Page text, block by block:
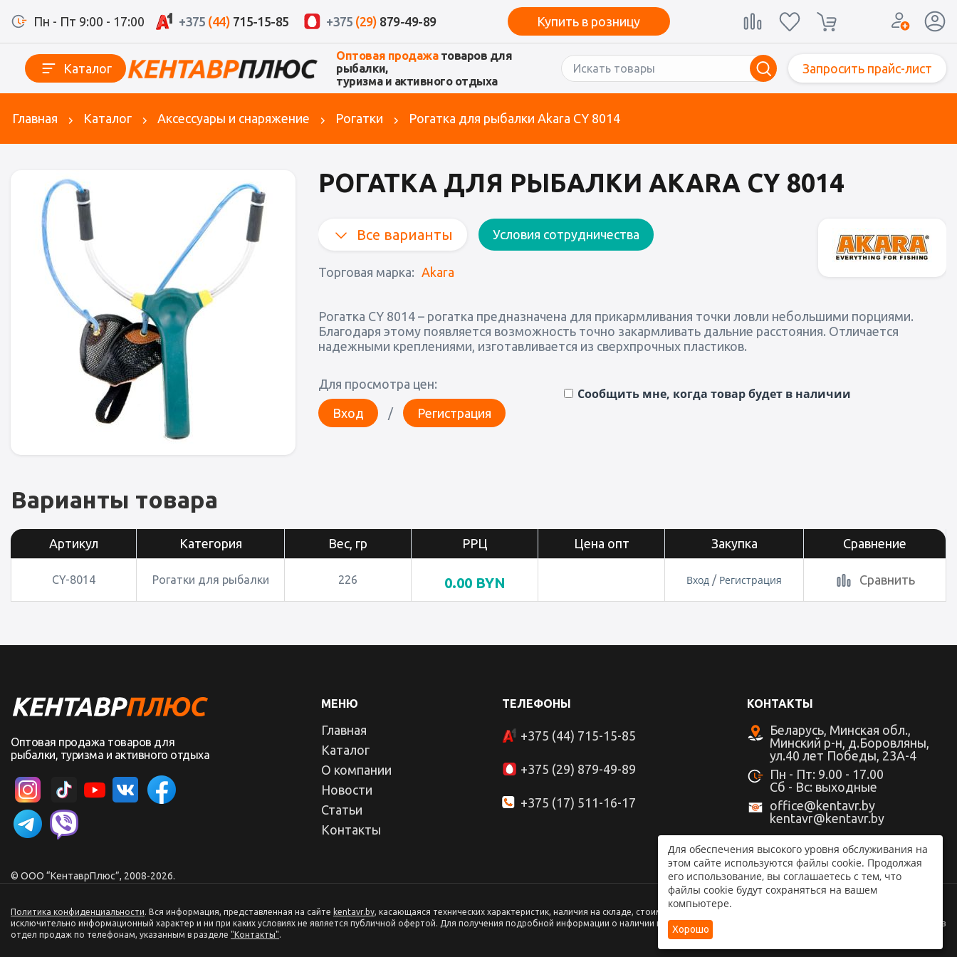
Пн - Пт 9:00 - 17:00 +375 (44) 715-15-85 +375 (29) 879-49-89 Купить в розницу
Каталог
Оптовая продажатоваров для
рыбалки,
туризма и активного отдыха
Запросить прайс-лист
Главная Каталог Аксессуары и снаряжение Рогатки Рогатка для рыбалки Akara СY 8014
РОГАТКА ДЛЯ РЫБАЛКИ AKARA СY 8014
Все варианты Условия сотрудничества
Торговая марка: Akara
Рогатка СY 8014 – рогатка предназначена для прикармливания точки ловли небольшими порциями.
Благодаря этому появляется возможность точно закармливать дальние расстояния. Отличается
надежными креплениями, изготавливается из сверхпрочных пластиков.
Для просмотра цен:
Вход / Регистрация
Сообщить мне, когда товар будет в наличии
Варианты товара
Артикул Категория Вес, гр РРЦ Цена опт Закупка Сравнение
CY-8014 Рогатки для рыбалки 226 0.00BYN Вход / Регистрация Сравнить
Оптовая продажа товаров для
рыбалки, туризма и активного отдыха
© ООО “КентаврПлюс”, 2008-2026.
МЕНЮ
Главная
Каталог
О компании
Новости
Статьи
Контакты
ТЕЛЕФОНЫ
+375 (44) 715-15-85
+375 (29) 879-49-89
+375 (17) 511-16-17
КОНТАКТЫ
Беларусь, Минская обл.,
Минский р-н, д.Боровляны,
ул.40 лет Победы, 23А-4
Пн - Пт: 9.00 - 17.00
Cб - Вс: выходные
office@kentavr.by
kentavr@kentavr.by
Политика конфиденциальности. Вся информация, представленная на сайте kentavr.by, касающаяся технических характеристик, наличия на складе, стоимости товаров, сроков доставки, рекламных акций, носит
исключительно информационный характер и ни при каких условиях не является публичной офертой. Для получения подробной информации о наличии и стоимости указанных товаров и услуг, пожалуйста, обращайтесь в
отдел продаж по телефонам, указанным в разделе "Контакты".
Для обеспечения высокого уровня обслуживания на
этом сайте используются файлы cookie. Продолжая
его использование, вы соглашаетесь с тем, что
файлы cookie будут сохраняться на вашем
компьютере.
Хорошо